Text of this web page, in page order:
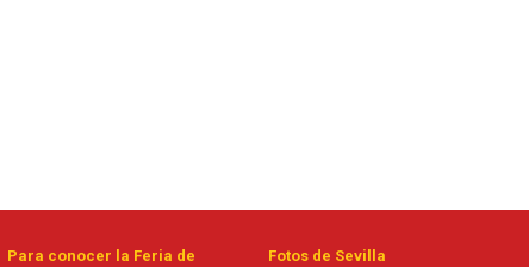
Para conocer la Feria de
Fotos de Sevilla